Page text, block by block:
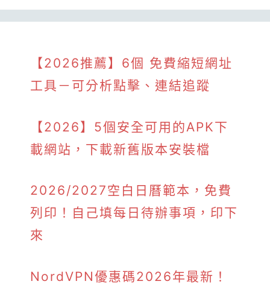
【2026推薦】6個 免費縮短網址
工具－可分析點擊、連結追蹤
【2026】5個安全可用的APK下
載網站，下載新舊版本安裝檔
2026/2027空白日曆範本，免費
列印！自己填每日待辦事項，印下
來
NordVPN優惠碼2026年最新！